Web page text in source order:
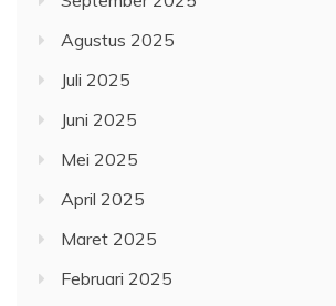
Agustus 2025
Juli 2025
Juni 2025
Mei 2025
April 2025
Maret 2025
Februari 2025